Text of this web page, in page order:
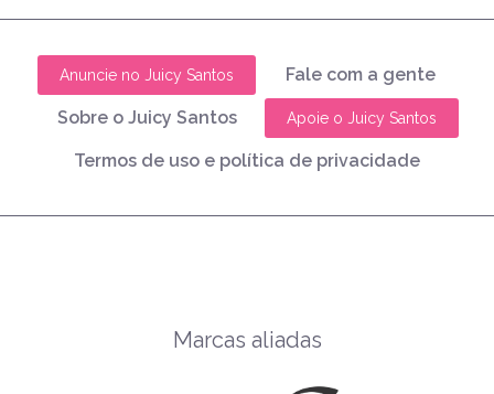
Anuncie no Juicy Santos Fale com a gente
Sobre o Juicy Santos Apoie o Juicy Santos
Termos de uso e política de privacidade
Marcas aliadas